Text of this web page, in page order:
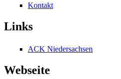
Kontakt
Links
ACK Niedersachsen
Webseite